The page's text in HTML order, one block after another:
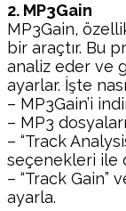
2. MP3Gain
MP3Gain,
bir araçtır. Bu
analiz eder ve
ayarlar. İşte
– MP3Gain’i
– MP3
– “Track
seçenekleri ile
– “Track Gain”
ayarla.